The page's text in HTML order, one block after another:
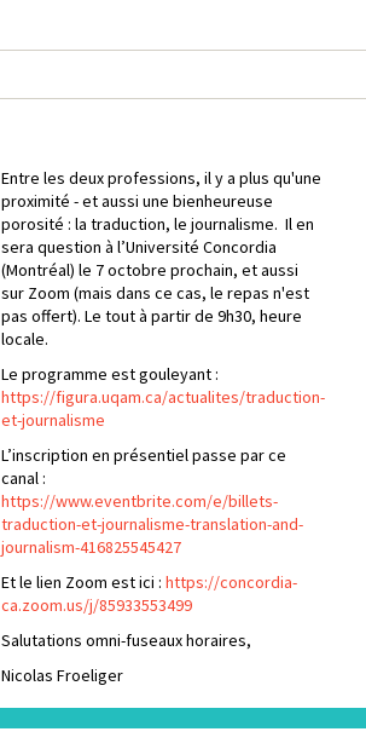
Entre les deux professions, il y a plus qu'une
proximité - et aussi une bienheureuse
porosité : la traduction, le journalisme. Il en
sera question à l’Université Concordia
(Montréal) le 7 octobre prochain, et aussi
sur Zoom (mais dans ce cas, le repas n'est
pas offert). Le tout à partir de 9h30, heure
locale.
Le programme est gouleyant :
https://figura.uqam.ca/actualites/traduction-
et-journalisme
L’inscription en présentiel passe par ce
canal :
https://www.eventbrite.com/e/billets-
traduction-et-journalisme-translation-and-
journalism-416825545427
Et le lien Zoom est ici : https://concordia-
ca.zoom.us/j/85933553499
Salutations omni-fuseaux horaires,
Nicolas Froeliger